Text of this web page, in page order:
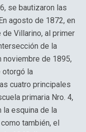
se bautizaron las
agosto de 1872, en
Villarino, al primer
de la
noviembre de 1895,
otorgó la
cuatro principales
primaria Nro. 4,
la esquina de la
también, el